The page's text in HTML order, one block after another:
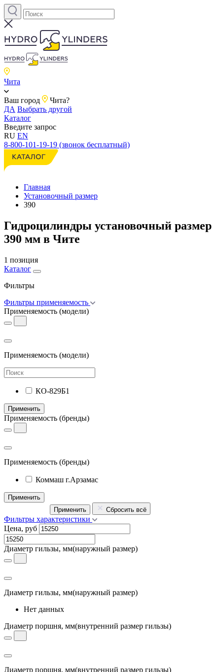
Чита
Ваш город
Чита?
ДА Выбрать другой
Каталог
Введите запрос
RU EN
8-800-101-19-19 (звонок бесплатный)
Главная
Установочный размер
390
Гидроцилиндры установочный размер
390 мм в Чите
1 позиция
Каталог
Фильтры
Фильтры применяемость
Применяемость (модели)
Применяемость (модели)
КО-829Б1
Применить
Применяемость (бренды)
Применяемость (бренды)
Коммаш г.Арзамас
Применить
Применить
Сбросить всё
Фильтры характеристики
Цена, руб
Диаметр гильзы, мм(наружный размер)
Диаметр гильзы, мм(наружный размер)
Нет данных
Диаметр поршня, мм(внутренний размер гильзы)
Диаметр поршня, мм(внутренний размер гильзы)